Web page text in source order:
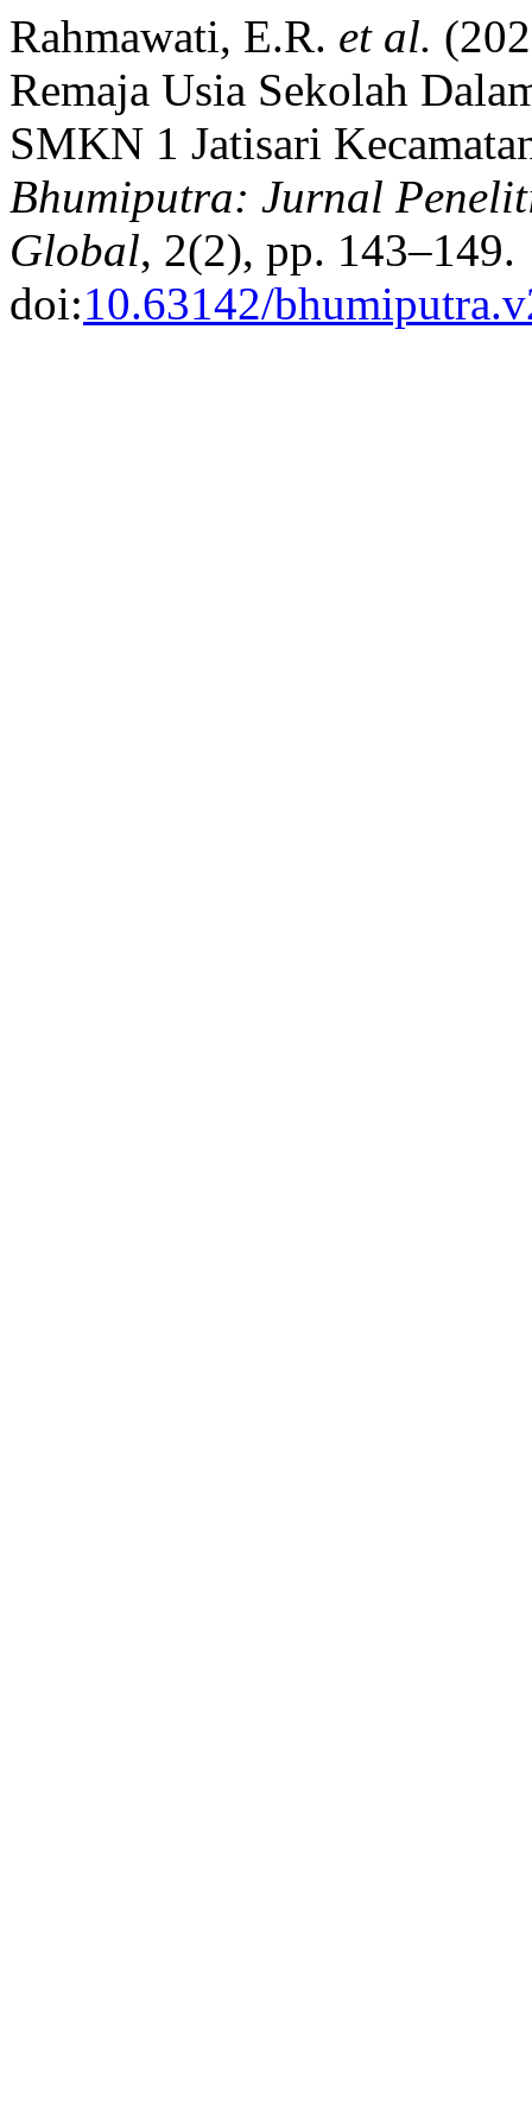
Rahmawati, E.R. et al.
Remaja Usia Sekolah
SMKN 1 Jatisari
Bhumiputra: Jurnal
Global, 2(2), pp. 143–149.
doi:10.63142/